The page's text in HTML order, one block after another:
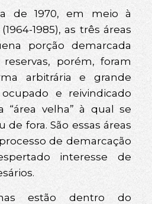
de 1970, em meio à
1985), as três áreas
porção demarcada
porém, foram
arbitrária e grande
e reivindicado
“área velha” à qual se
de fora. São essas áreas
de demarcação
interesse de
estão dentro do